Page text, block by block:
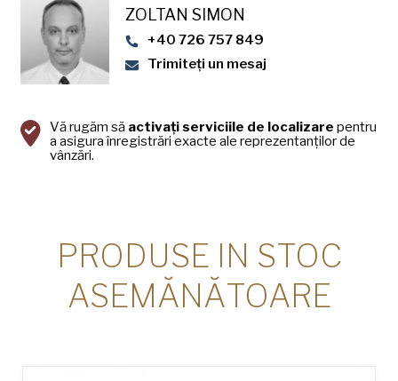
ZOLTAN SIMON
+40 726 757 849
Trimiteți un mesaj
Vă rugăm să activați serviciile de localizare pentru
a asigura înregistrări exacte ale reprezentanților de
vânzări.
PRODUSE IN STOC
ASEMĂNĂTOARE